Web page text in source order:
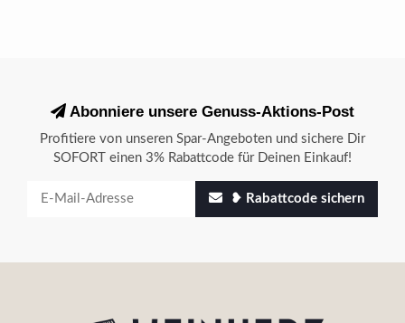
Abonniere unsere Genuss-Aktions-Post
Profitiere von unseren Spar-Angeboten und sichere Dir
SOFORT einen 3% Rabattcode für Deinen Einkauf!
❥ Rabattcode sichern